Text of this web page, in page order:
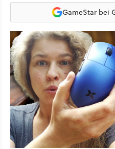
GameStar bei